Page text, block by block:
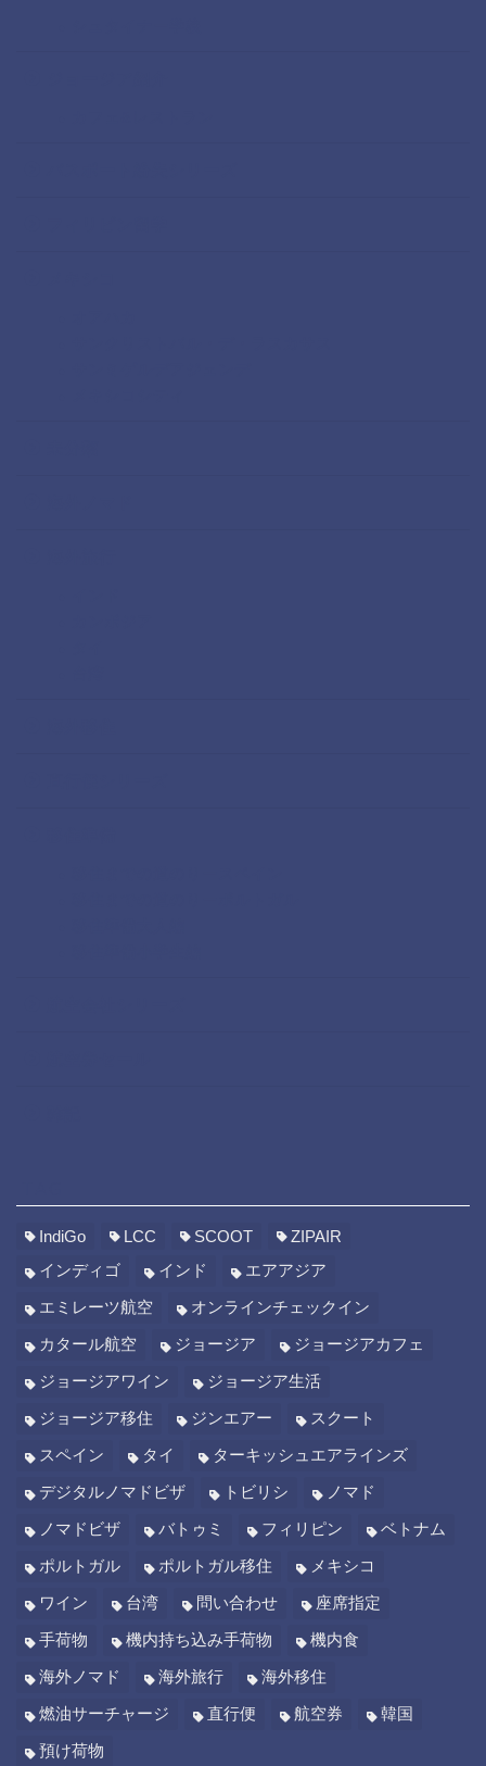
IndiGo LCC SCOOT
ZIPAIR
インディゴ
インド
エアアジア
エミレーツ航空
オンラインチェックイン
カタール航空
ジョージア
ジョージアカフェ
ジョージアワイン
ジョージア生活
ジョージア移住
ジンエアー
スクート
スペイン
タイ
ターキッシュエアラインズ
デジタルノマドビザ
トビリシ
ノマド
ノマドビザ
バトゥミ フィリピン
ベトナム
ポルトガル
ポルトガル移住
メキシコ
ワイン
台湾 問い合わせ
座席指定
手荷物
機内持ち込み手荷物
機内食
海外ノマド
海外旅行
海外移住
燃油サーチャージ
直行便 航空券
韓国
預け荷物